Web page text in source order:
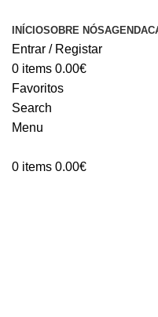
INÍCIOSOBRE NÓSAGENDA
Entrar / Registar
0 items 0.00€
Favoritos
Search
Menu
0 items 0.00€